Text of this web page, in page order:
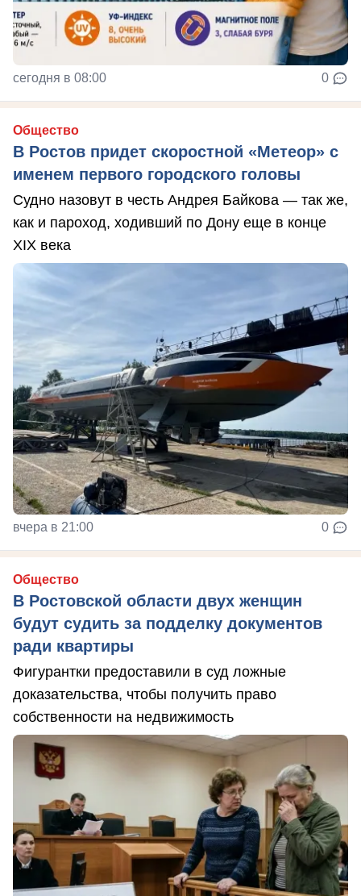
сегодня в 08:00 0
Общество
В Ростов придет скоростной «Метеор» с
именем первого городского головы
Судно назовут в честь Андрея Байкова — так же,
как и пароход, ходивший по Дону еще в конце
XIX века
вчера в 21:00 0
Общество
В Ростовской области двух женщин
будут судить за подделку документов
ради квартиры
Фигурантки предоставили в суд ложные
доказательства, чтобы получить право
собственности на недвижимость